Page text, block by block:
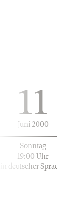
11
Juni 2000
Sonntag
19:00 Uhr
in deutscher